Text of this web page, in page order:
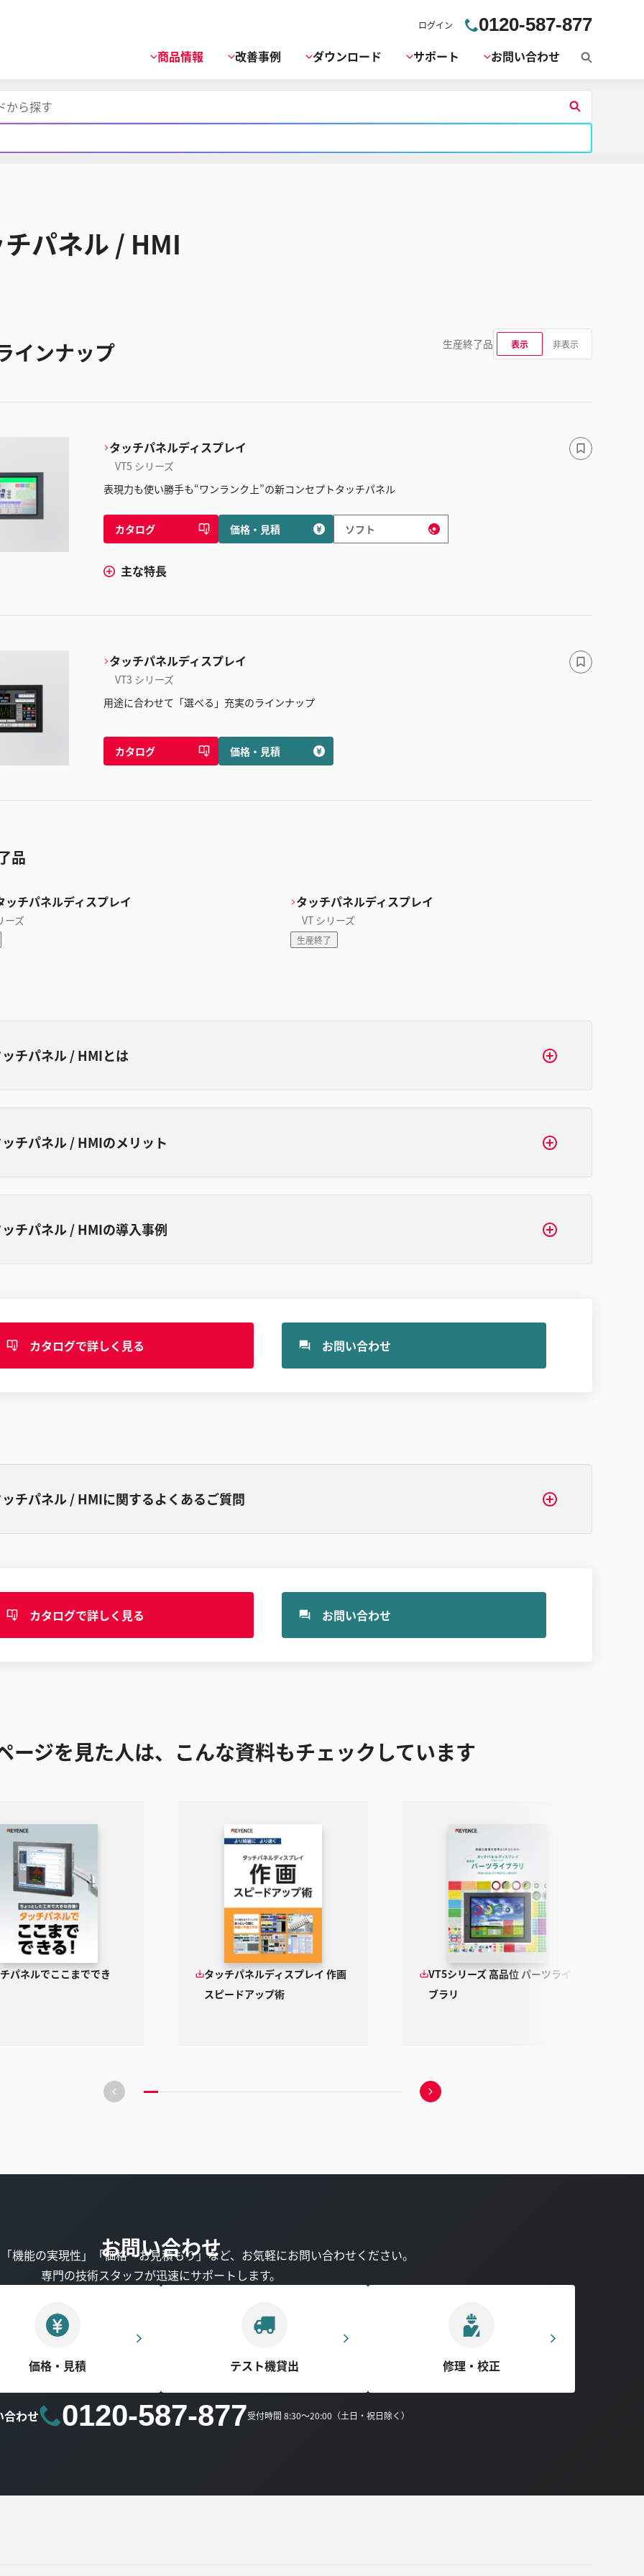
ログイン 0120-587-877
商品情報 改善事例 ダウンロード サポート お問い合わせ
検
索
る
パネル / HMI
インナップ 生産終了品 表示 非表示
タッチパネルディスプレイ
VT5 シリーズ
表現力も使い勝手も“ワンランク上”の新コンセプトタッチパネル
カタログ 価格・見積 ソフト
主な特長
タッチパネルディスプレイ
VT3 シリーズ
用途に合わせて「選べる」充実のラインナップ
カタログ 価格・見積
品
ッチパネルディスプレイ
ーズ
タッチパネルディスプレイ
VT シリーズ
生産終了
チパネル / HMIとは
チパネル / HMIのメリット
チパネル / HMIの導入事例
カタログで詳しく見る お問い合わせ
チパネル / HMIに関するよくあるご質問
カタログで詳しく見る お問い合わせ
ージを見た人は、こんな資料もチェックしています
パネルでここまででき
タッチパネルディスプレイ 作画
スピードアップ術
VT5シリーズ 高品位 パーツライ
ブラリ
前
へ
次
へ
お問い合わせ
機能の実現性」「価格・お見積もり」など、お気軽にお問い合わせください。
専門の技術スタッフが迅速にサポートします。
価格・見積 テスト機貸出 修理・校正
合わせ 0120-587-877受付時間 8:30～20:00（土日・祝日除く）